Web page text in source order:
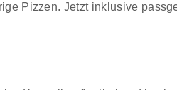
Pizzen. Jetzt inklusive